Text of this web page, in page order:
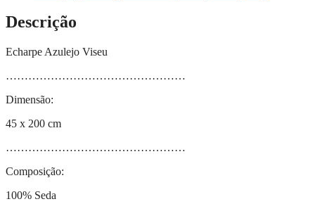
Descrição
Echarpe Azulejo Viseu
…………………………………………
Dimensão:
45 x 200 cm
…………………………………………
Composição:
100% Seda